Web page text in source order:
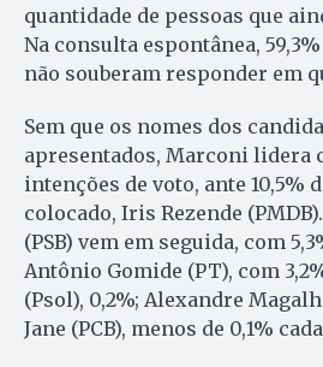
quantidade de pessoas que
Na consulta espontânea,
não souberam responder em
Sem que os nomes dos
apresentados, Marconi lidera
intenções de voto, ante 10,5%
colocado, Iris Rezende
(PSB) vem em seguida, com
Antônio Gomide (PT), com
(Psol), 0,2%; Alexandre
Jane (PCB), menos de 0,1%